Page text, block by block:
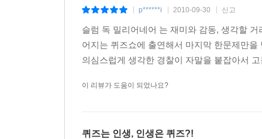
p******i 2010-09-30 신고
슬럼 독 밀리어네어 는 재미와 감동, 생각할
어지는 퀴즈쇼에 출연해서 마지막 한문제만
의심스럽게 생각한 경찰이 자말을 붙잡아서
이 리뷰가 도움이 되었나요?
퀴즈는 인생, 인생은 퀴즈?!